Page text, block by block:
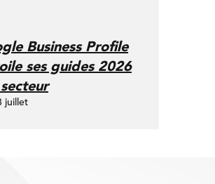
Business Profile
ses guides 2026
juillet